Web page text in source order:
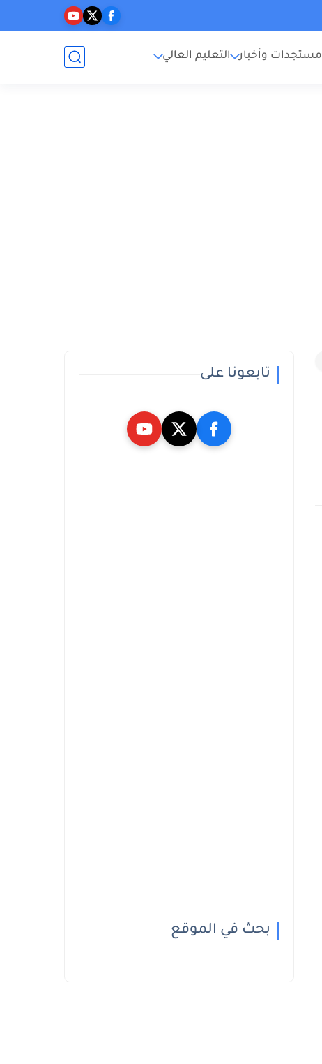
مستجدات وأخبار التعليم العالي
تابعونا على
بحث في الموقع